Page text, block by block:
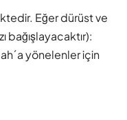
Eğer dürüst ve
bağışlayacaktır):
yönelenler için